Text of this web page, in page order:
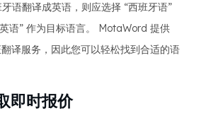
语翻译成英语，则应选择 “西班牙语”
语” 作为目标语言。 MotaWord 提供
译服务，因此您可以轻松找到合适的语
即时报价